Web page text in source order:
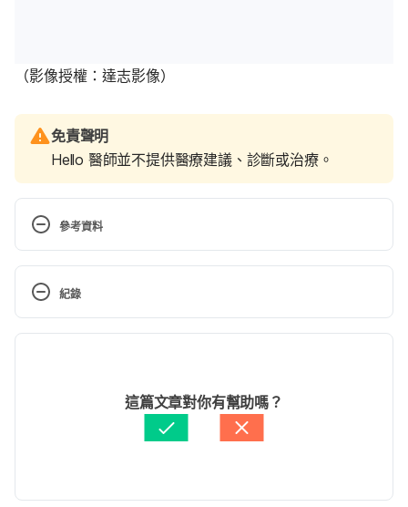
（影像授權：達志影像）
免責聲明
Hello 醫師並不提供醫療建議、診斷或治療。
參考資料
https://dep.mohw.gov.tw/dos/cp-1769-47735-
2. 國際勞動統計 – 108年（勞動部）
紀錄
于承宇
Hello 醫師
更新
這篇文章對你有幫助嗎？